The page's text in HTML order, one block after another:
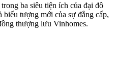
ba siêu tiện ích của đại đô
tượng mới của sự đẳng cấp,
thượng lưu Vinhomes.